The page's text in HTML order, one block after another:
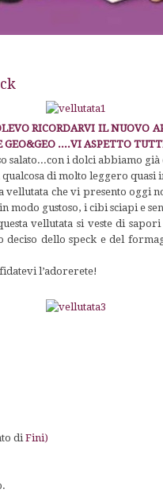
RICORDARVI IL NUOVO
....VI ASPETTO
salato...con i dolci abbiamo
di molto leggero
vellutata che vi presento
modo gustoso, i cibi sciapi e
vellutata si veste di
deciso dello speck e del
l’adorerete!
diFini)